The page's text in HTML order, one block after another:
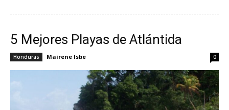
5 Mejores Playas de Atlántida
Honduras Mairene Isbe 0